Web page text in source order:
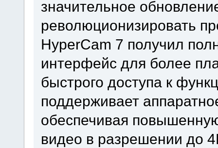
значительное
революционизировать
HyperCam 7 получил
интерфейс для более
быстрого доступа к
поддерживает
обеспечивая
видео в разрешении до